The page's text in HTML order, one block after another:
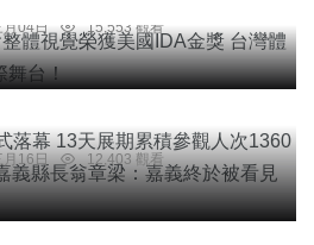
月04日
15,553 觀看
式落幕 13天展期累積參觀人
16日
12,403 觀看
祭出高額獎學金 獎勵雲林學